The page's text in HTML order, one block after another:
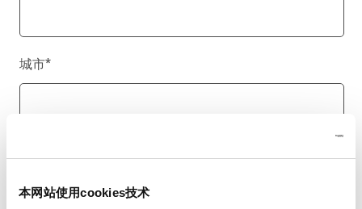
本网站使用cookies技术
城市*